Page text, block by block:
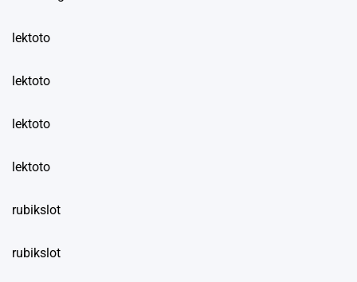
lektoto
lektoto
lektoto
lektoto
rubikslot
rubikslot